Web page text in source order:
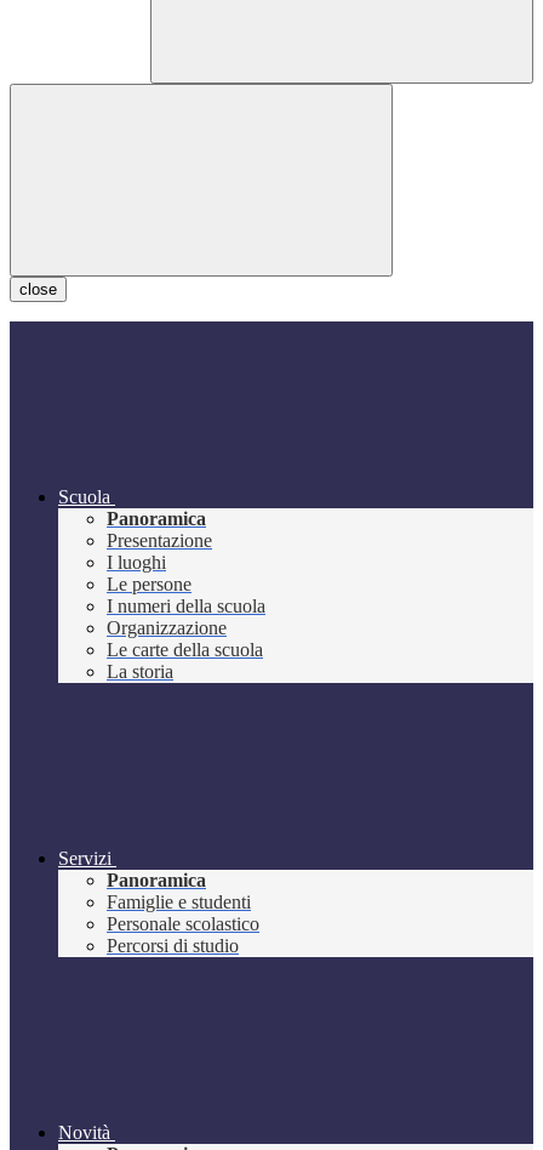
close
Scuola
Panoramica
Presentazione
I luoghi
Le persone
I numeri della scuola
Organizzazione
Le carte della scuola
La storia
Servizi
Panoramica
Famiglie e studenti
Personale scolastico
Percorsi di studio
Novità